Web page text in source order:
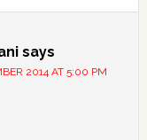
says
2014 AT 5:00 PM